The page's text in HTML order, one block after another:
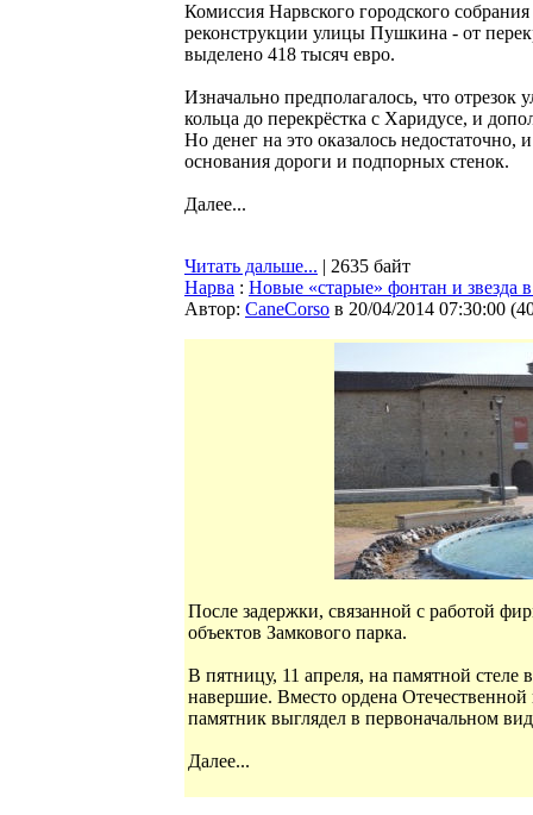
Комиссия Нарвского городского
реконструкции улицы Пушкина - от
выделено 418 тысяч евро.
Изначально предполагалось, что отрезок
кольца до перекрёстка с Харидусе, и
Но денег на это оказалось недостаточно,
основания дороги и подпорных стенок.
Далее...
Читать дальше... | 2635 байт
Нарва : Новые «старые» фонтан и звезда
Автор: CaneCorso в 20/04/2014 07:30:00 (
После задержки, связанной с работой
объектов Замкового парка.
В пятницу, 11 апреля, на памятной
навершие. Вместо ордена Отечественной
памятник выглядел в первоначальном
Далее...